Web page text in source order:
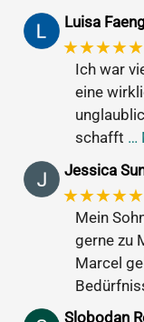
Luisa
★★★★★
Ich war
eine
schafft …
Jessica
★★★★★
Mein
gerne zu
Marcel
Slobodan